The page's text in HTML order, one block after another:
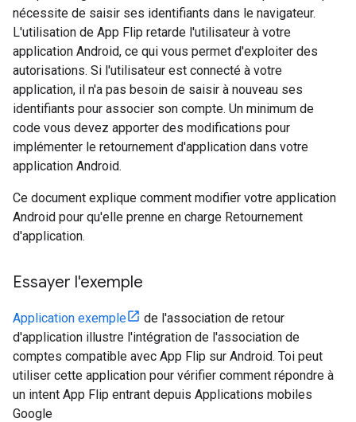
nécessite de saisir ses identifiants dans le navigateur.
L'utilisation de App Flip retarde l'utilisateur à votre
application Android, ce qui vous permet d'exploiter des
autorisations. Si l'utilisateur est connecté à votre
application, il n'a pas besoin de saisir à nouveau ses
identifiants pour associer son compte. Un minimum de
code vous devez apporter des modifications pour
implémenter le retournement d'application dans votre
application Android.
Ce document explique comment modifier votre application
Android pour qu'elle prenne en charge Retournement
d'application.
Essayer l'exemple
Application exemple
de l'association de retour
d'application illustre l'intégration de l'association de
comptes compatible avec App Flip sur Android. Toi peut
utiliser cette application pour vérifier comment répondre à
un intent App Flip entrant depuis Applications mobiles
Google